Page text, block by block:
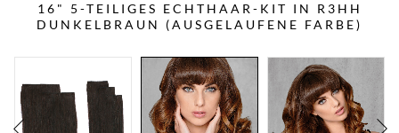
16" 5-TEILIGES ECHTHAAR-KIT IN R3HH
DUNKELBRAUN (AUSGELAUFENE FARBE)